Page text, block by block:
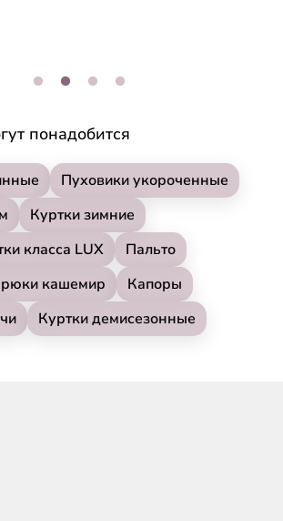
понадобится
Пуховики укороченные
Куртки зимние
класса LUX
Пальто
кашемир
Капоры
Куртки демисезонные